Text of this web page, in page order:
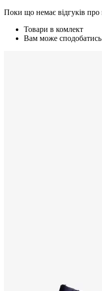
Поки що немає відгуків про
Товари в комлект
Вам може сподобатись